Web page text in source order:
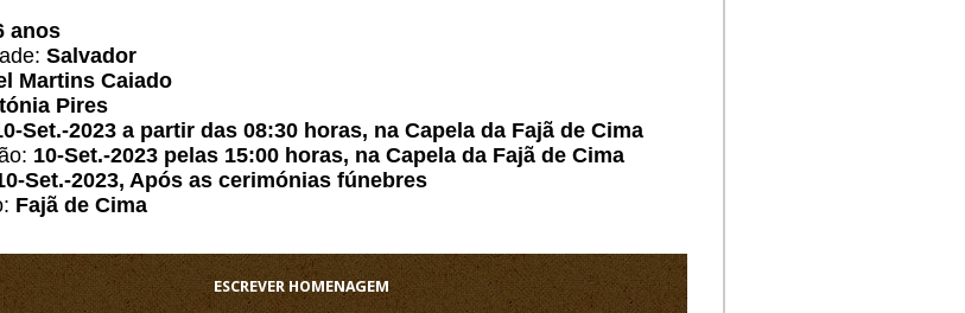
anos
Salvador
Martins Caiado
Pires
-Set.-2023 a partir das 08:30 horas, na Capela da Fajã de Cima
10-Set.-2023 pelas 15:00 horas, na Capela da Fajã de Cima
-Set.-2023, Após as cerimónias fúnebres
Fajã de Cima
ESCREVER HOMENAGEM